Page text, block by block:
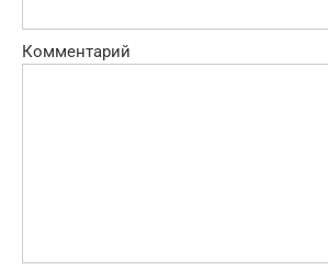
Комментарий